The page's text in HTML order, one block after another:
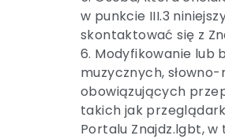
w punkcie III.3
skontaktować się z
6. Modyfikowanie lub
muzycznych,
obowiązujących
takich jak
Portalu Znajdz.lgbt,